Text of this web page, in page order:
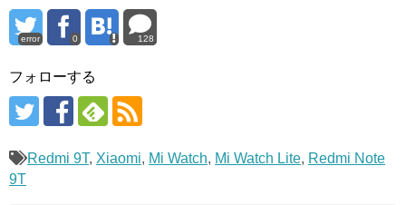
error 0 128
フォローする
Redmi 9T, Xiaomi, Mi Watch, Mi Watch Lite, Redmi Note
9T